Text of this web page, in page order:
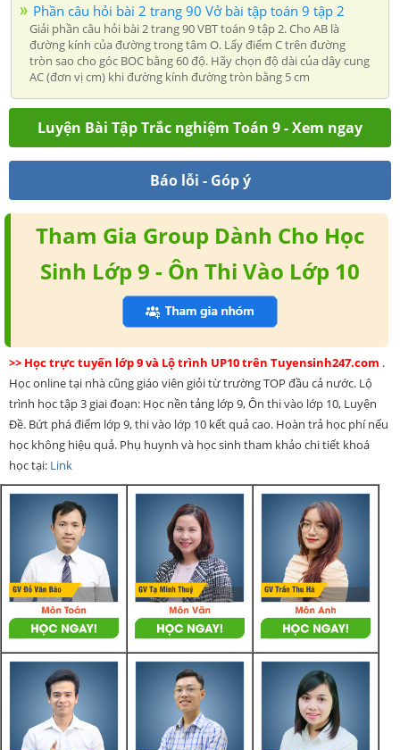
Phần câu hỏi bài 2 trang 90 Vở bài tập toán 9 tập 2
Giải phần câu hỏi bài 2 trang 90 VBT toán 9 tập 2. Cho AB là
đường kính của đường trong tâm O. Lấy điểm C trên đường
tròn sao cho góc BOC bằng 60 độ. Hãy chọn độ dài của dây cung
AC (đơn vị cm) khi đường kính đường tròn bằng 5 cm
Luyện Bài Tập Trắc nghiệm Toán 9 - Xem ngay
Báo lỗi - Góp ý
Tham Gia Group Dành Cho Học
Sinh Lớp 9 - Ôn Thi Vào Lớp 10
>> Học trực tuyến lớp 9 và Lộ trình UP10 trên Tuyensinh247.com .
Học online tại nhà cũng giáo viên giỏi từ trường TOP đầu cả nước. Lộ
trình học tập 3 giai đoạn: Học nền tảng lớp 9, Ôn thi vào lớp 10, Luyện
Đề. Bứt phá điểm lớp 9, thi vào lớp 10 kết quả cao. Hoàn trả học phí nếu
học không hiệu quả. Phụ huynh và học sinh tham khảo chi tiết khoá
học tại: Link